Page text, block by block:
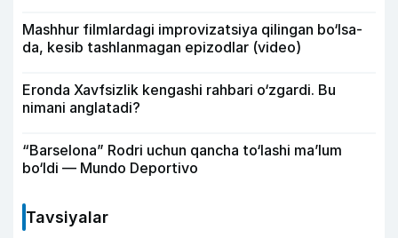
Mashhur filmlardagi improvizatsiya qilingan bo‘lsa-
da, kesib tashlanmagan epizodlar (video)
Eronda Xavfsizlik kengashi rahbari o‘zgardi. Bu
nimani anglatadi?
“Barselona” Rodri uchun qancha to‘lashi ma’lum
bo‘ldi — Mundo Deportivo
Tavsiyalar